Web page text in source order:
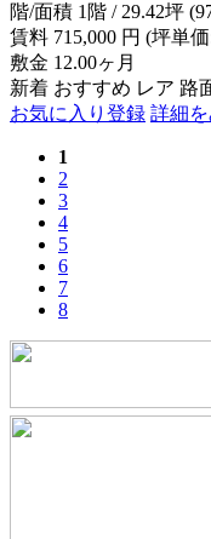
階/面積 1階 / 29.42坪
賃料 715,000 円 (坪単
敷金 12.00ヶ月
新着 おすすめ レア 路
お気に入り登録 詳細を
1
2
3
4
5
6
7
8